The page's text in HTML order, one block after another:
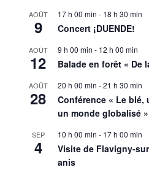
AOÛT
9
17 h 00 min - 18 h 30 min
Concert ¡DUENDE!
AOÛT
12
9 h 00 min - 12 h 00 min
Balade en forêt « De
AOÛT
28
20 h 00 min -21 h 30 min
Conférence « Le blé,
un monde globalisé »
SEP
4
10 h 00 min - 17 h 00 min
Visite de Flavigny-
anis